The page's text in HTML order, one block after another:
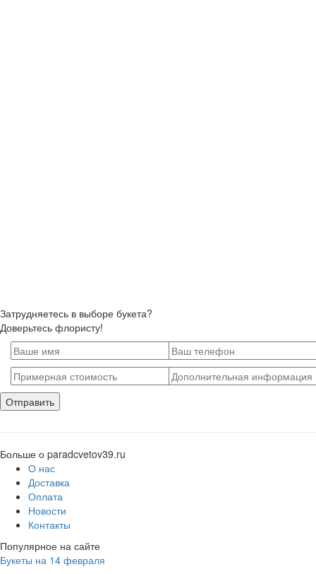
Затрудняетесь в выборе букета?
Доверьтесь флористу!
Больше о paradcvetov39.ru
О нас
Доставка
Оплата
Новости
Контакты
Популярное на сайте
Букеты на 14 февраля